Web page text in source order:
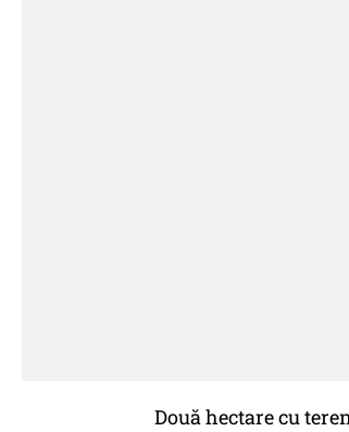
Două hectare cu